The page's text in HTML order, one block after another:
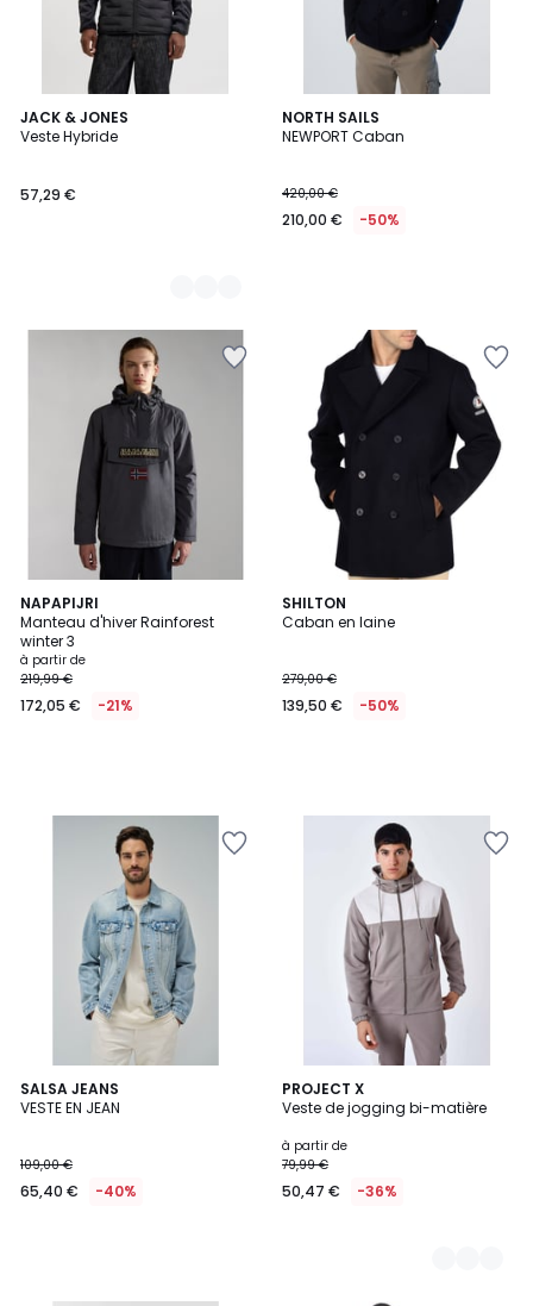
JACK & JONES
Veste Hybride
57,29 €
3
Couleurs
NORTH SAILS
NEWPORT Caban
420,00 €
210,00 € -50%
NAPAPIJRI
Manteau d'hiver Rainforest
winter 3
à partir de
219,99 €
172,05 € -21%
SHILTON
Caban en laine
279,00 €
139,50 € -50%
SALSA JEANS
VESTE EN JEAN
109,00 €
65,40 € -40%
PROJECT X
Veste de jogging bi-matière
à partir de
79,99 €
50,47 € -36%
3
Couleurs